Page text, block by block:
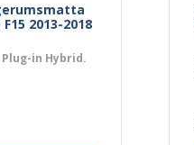
2013-2018
Plug-in Hybrid.